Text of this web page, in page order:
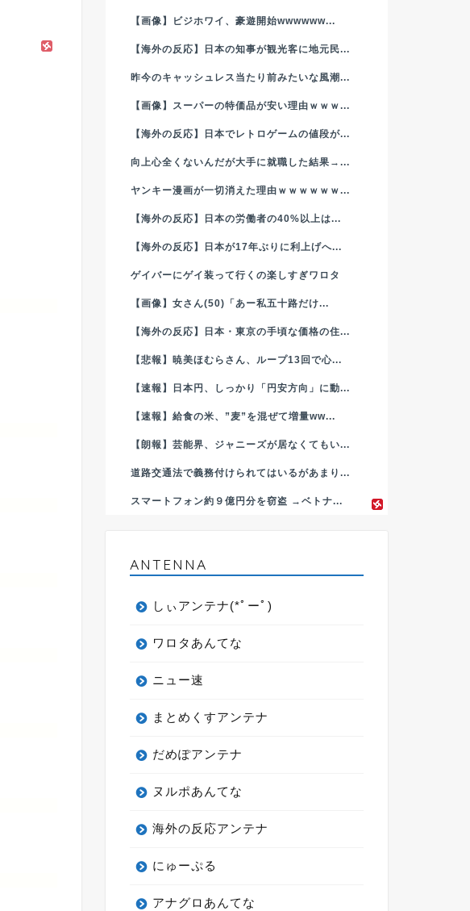
【画像】ビジホワイ、豪遊開始wwwwww...
【海外の反応】日本の知事が観光客に地元民...
昨今のキャッシュレス当たり前みたいな風潮...
【画像】スーパーの特価品が安い理由ｗｗｗ...
【海外の反応】日本でレトロゲームの値段が...
向上心全くないんだが大手に就職した結果→...
ヤンキー漫画が一切消えた理由ｗｗｗｗｗｗ...
【海外の反応】日本の労働者の40%以上は...
【海外の反応】日本が17年ぶりに利上げへ...
ゲイバーにゲイ装って行くの楽しすぎワロタ
【画像】女さん(50)「あー私五十路だけ...
【海外の反応】日本・東京の手頃な価格の住...
【悲報】暁美ほむらさん、ループ13回で心...
【速報】日本円、しっかり「円安方向」に動...
【速報】給食の米、”麦”を混ぜて増量ww...
【朗報】芸能界、ジャニーズが居なくてもい...
道路交通法で義務付けられてはいるがあまり...
スマートフォン約９億円分を窃盗 →ベトナ...
ANTENNA
しぃアンテナ(*ﾟーﾟ)
ワロタあんてな
ニュー速
まとめくすアンテナ
だめぽアンテナ
ヌルポあんてな
海外の反応アンテナ
にゅーぷる
アナグロあんてな